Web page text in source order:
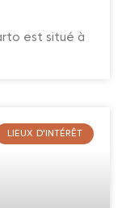
est situé à
LIEUX D'INTÉRÊT